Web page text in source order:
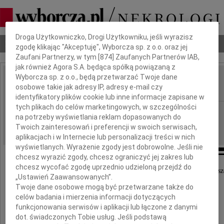
Nekrologi Odeszli Poradnik pogrzebowy
IMIĘ I NAZWISKO: Jan Miliński
REGION: Łódź
DATA EMISJI: 24.09.2021
Dnia 18 września 2021 roku opuścił nas na
nasz kochany Mąż, Tata i Dziadek
Jan Miliński
Dbamy o Twoją prywatność
Droga Użytkowniczko, Drogi Użytkowniku, jeśli wyrazisz
zgodę klikając "Akceptuję", Wyborcza sp. z o.o. oraz jej
Zaufani Partnerzy, w tym [874 ] Zaufanych Partnerów IAB,
jak również Agora S.A. będąca spółką powiązaną z
Wyborcza sp. z o.o., będą przetwarzać Twoje dane
osobowe takie jak adresy IP, adresy e-mail czy
identyfikatory plików cookie lub inne informacje zapisane w
tych plikach do celów marketingowych, w szczególności
na potrzeby wyświetlania reklam dopasowanych do
Twoich zainteresowań i preferencji w swoich serwisach,
aplikacjach i w Internecie lub personalizacji treści w nich
wyświetlanych. Wyrażenie zgody jest dobrowolne. Jeśli nie
chcesz wyrazić zgody, chcesz ograniczyć jej zakres lub
chcesz wycofać zgodę uprzednio udzieloną przejdź do
„Ustawień Zaawansowanych”.
Twoje dane osobowe mogą być przetwarzane także do
celów badania i mierzenia informacji dotyczących
funkcjonowania serwisów i aplikacji lub łączone z danymi
dot. świadczonych Tobie usług. Jeśli podstawą